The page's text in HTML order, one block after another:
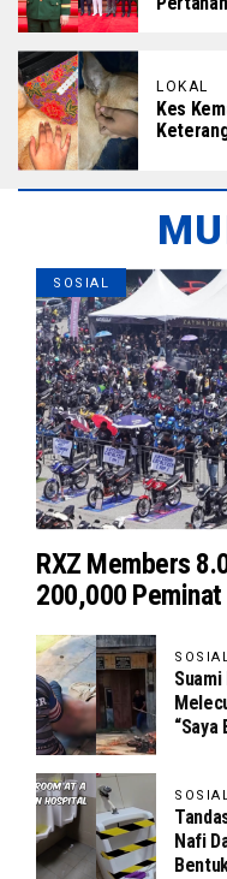
LOKAL
Kes
SOSIAL
RXZ Members
200,000
Nafi